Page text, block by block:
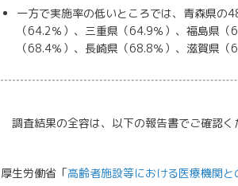
一方で実施率の低いところでは、青森県の
（64.2％）、三重県（64.9％）、福島県
（68.4％）、長崎県（68.8％）、滋賀県（
調査結果の全容は、以下の報告書でご確認く
厚生労働省「高齢者施設等における医療機関